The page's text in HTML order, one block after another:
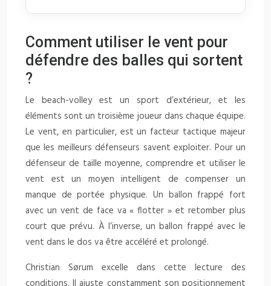
Comment utiliser le vent pour
défendre des balles qui sortent
?
Le beach-volley est un sport d’extérieur, et les
éléments sont un troisième joueur dans chaque équipe.
Le vent, en particulier, est un facteur tactique majeur
que les meilleurs défenseurs savent exploiter. Pour un
défenseur de taille moyenne, comprendre et utiliser le
vent est un moyen intelligent de compenser un
manque de portée physique. Un ballon frappé fort
avec un vent de face va « flotter » et retomber plus
court que prévu. À l’inverse, un ballon frappé avec le
vent dans le dos va être accéléré et prolongé.
Christian Sørum excelle dans cette lecture des